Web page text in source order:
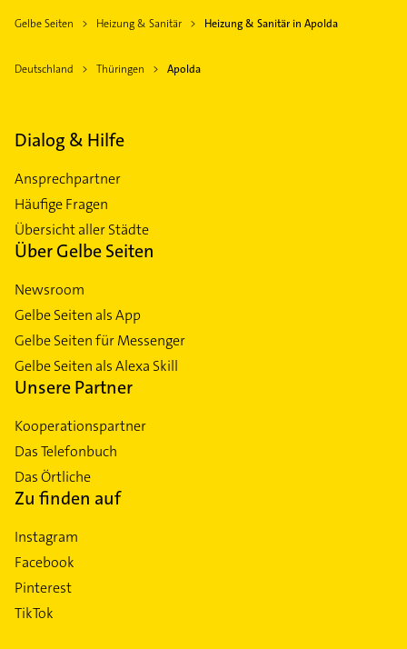
Gelbe Seiten Heizung & Sanitär Heizung & Sanitär in Apolda
Deutschland Thüringen Apolda
Dialog & Hilfe
Ansprechpartner
Häufige Fragen
Übersicht aller Städte
Über Gelbe Seiten
Newsroom
Gelbe Seiten als App
Gelbe Seiten für Messenger
Gelbe Seiten als Alexa Skill
Unsere Partner
Kooperationspartner
Das Telefonbuch
Das Örtliche
Zu finden auf
Instagram
Facebook
Pinterest
TikTok